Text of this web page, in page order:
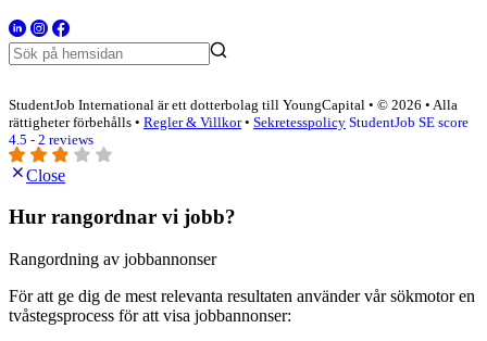
StudentJob International är ett dotterbolag till YoungCapital • © 2026 • Alla
rättigheter förbehålls • Regler & Villkor• Sekretesspolicy StudentJob SE score
4.5 - 2 reviews
Close
Hur rangordnar vi jobb?
Rangordning av jobbannonser
För att ge dig de mest relevanta resultaten använder vår sökmotor en
tvåstegsprocess för att visa jobbannonser: